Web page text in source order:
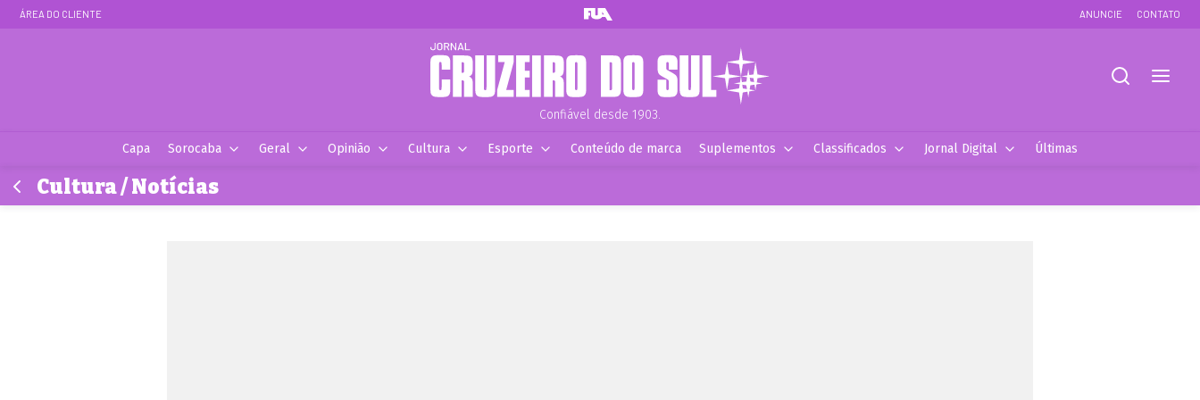
ÁREA DO CLIENTE ANUNCIE CONTATO
Confiável desde 1903.
Capa Sorocaba Geral Opinião Cultura Esporte Conteúdo de marca Suplementos Classificados Jornal Digital Últimas
Cultura / Notícias